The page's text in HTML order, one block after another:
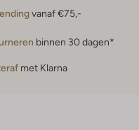
vanaf €75,-
binnen 30 dagen*
met Klarna